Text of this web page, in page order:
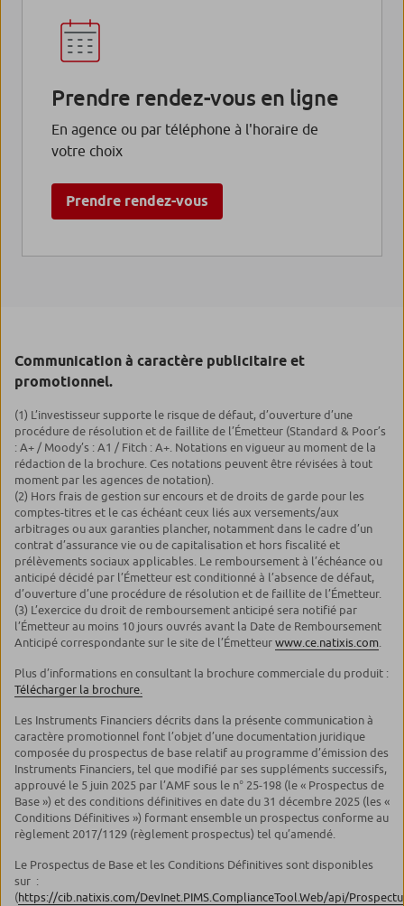
Prendre rendez-vous en ligne
En agence ou par téléphone à l'horaire de
votre choix
Prendre rendez-vous
Communication à caractère publicitaire et
promotionnel.
(1) L’investisseur supporte le risque de défaut, d’ouverture d’une
procédure de résolution et de faillite de l’Émetteur (Standard & Poor’s
: A+ / Moody’s : A1 / Fitch : A+. Notations en vigueur au moment de la
rédaction de la brochure. Ces notations peuvent être révisées à tout
moment par les agences de notation).
(2) Hors frais de gestion sur encours et de droits de garde pour les
comptes-titres et le cas échéant ceux liés aux versements/aux
arbitrages ou aux garanties plancher, notamment dans le cadre d’un
contrat d’assurance vie ou de capitalisation et hors fiscalité et
prélèvements sociaux applicables. Le remboursement à l’échéance ou
anticipé décidé par l’Émetteur est conditionné à l’absence de défaut,
d’ouverture d’une procédure de résolution et de faillite de l’Émetteur.
(3) L’exercice du droit de remboursement anticipé sera notifié par
l’Émetteur au moins 10 jours ouvrés avant la Date de Remboursement
Anticipé correspondante sur le site de l’Émetteurwww.ce.natixis.com
Plus d’informations en consultant la brochure commerciale du produit :
Télécharger la brochure
Les Instruments Financiers décrits dans la présente communication à
caractère promotionnel font l’objet d’une documentation juridique
composée du prospectus de base relatif au programme d’émission des
Instruments Financiers, tel que modifié par ses suppléments successifs,
approuvé le 5 juin 2025 par l’AMF sous le n° 25-198 (le « Prospectus de
Base ») et des conditions définitives en date du 31 décembre 2025 (les «
Conditions Définitives ») formant ensemble un prospectus conforme au
règlement 2017/1129 (règlement prospectus) tel qu’amendé.
Le Prospectus de Base et les Conditions Définitives sont disponibles
sur :
(https://cib.natixis.com/DevInet.PIMS.ComplianceTool.Web/api/